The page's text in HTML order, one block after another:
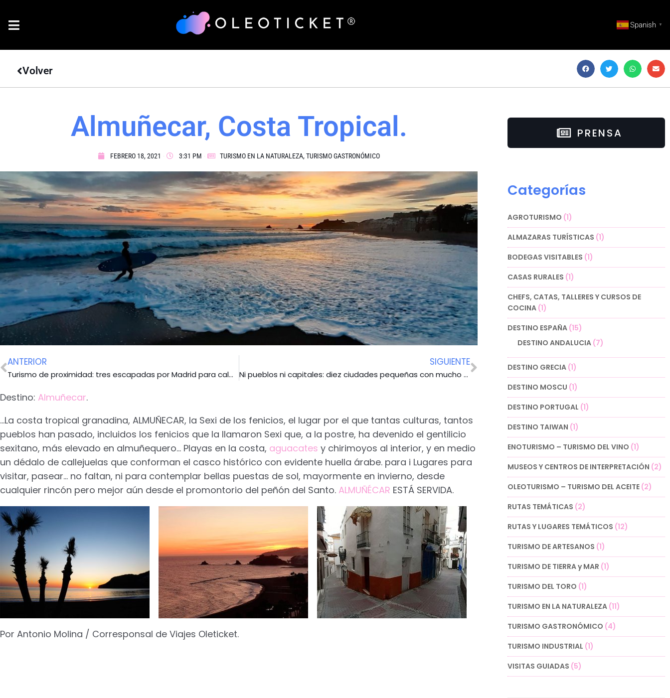
Spanish ▼
Volver
Almuñecar, Costa Tropical.
FEBRERO 18, 2021 3:31 PM TURISMO EN LA NATURALEZA,TURISMO GASTRONÓMICO
ANTERIOR
Turismo de proximidad: tres escapadas por Madrid para calmar las ansias viajeras
SIGUIENTE
Ni pueblos ni capitales: diez ciudades pequeñas con mucho encanto
Destino: Almuñecar.
…La costa tropical granadina, ALMUÑECAR, la Sexi de los fenicios, el lugar por el que tantas culturas, tantos
pueblos han pasado, incluidos los fenicios que la llamaron Sexi que, a la postre, ha devenido el gentilicio
sexitano, más elevado en almuñequero… Playas en la costa, aguacates y chirimoyos al interior, y en medio
un dédalo de callejuelas que conforman el casco histórico con evidente huella árabe. para i Lugares para
visitar, pasear… no faltan, ni para contemplar bellas puestas de sol, mayormente en invierno, desde
cualquier rincón pero mejor aún desde el promontorio del peñón del Santo. ALMUÑÉCAR ESTÁ SERVIDA.
Por Antonio Molina / Corresponsal de Viajes Oleticket.
PRENSA
Categorías
AGROTURISMO (1)
ALMAZARAS TURÍSTICAS (1)
BODEGAS VISITABLES (1)
CASAS RURALES (1)
CHEFS, CATAS, TALLERES Y CURSOS DE
COCINA (1)
DESTINO ESPAÑA (15)
DESTINO ANDALUCIA (7)
DESTINO GRECIA (1)
DESTINO MOSCU (1)
DESTINO PORTUGAL (1)
DESTINO TAIWAN (1)
ENOTURISMO – TURISMO DEL VINO (1)
MUSEOS Y CENTROS DE INTERPRETACIÓN (2)
OLEOTURISMO – TURISMO DEL ACEITE (2)
RUTAS TEMÁTICAS (2)
RUTAS Y LUGARES TEMÁTICOS (12)
TURISMO DE ARTESANOS (1)
TURISMO DE TIERRA y MAR (1)
TURISMO DEL TORO (1)
TURISMO EN LA NATURALEZA (11)
TURISMO GASTRONÓMICO (4)
TURISMO INDUSTRIAL (1)
VISITAS GUIADAS (5)